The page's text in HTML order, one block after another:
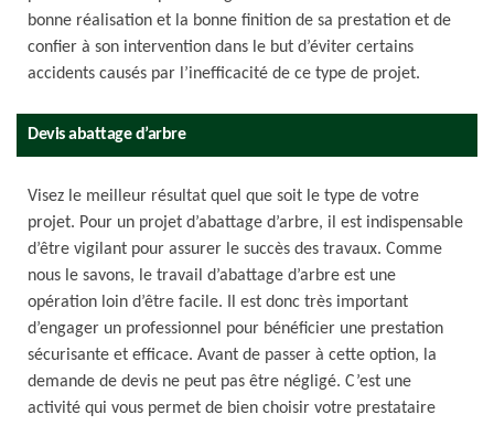
bonne réalisation et la bonne finition de sa prestation et de
confier à son intervention dans le but d’éviter certains
accidents causés par l’inefficacité de ce type de projet.
Devis abattage d’arbre
Visez le meilleur résultat quel que soit le type de votre
projet. Pour un projet d’abattage d’arbre, il est indispensable
d’être vigilant pour assurer le succès des travaux. Comme
nous le savons, le travail d’abattage d’arbre est une
opération loin d’être facile. Il est donc très important
d’engager un professionnel pour bénéficier une prestation
sécurisante et efficace. Avant de passer à cette option, la
demande de devis ne peut pas être négligé. C’est une
activité qui vous permet de bien choisir votre prestataire